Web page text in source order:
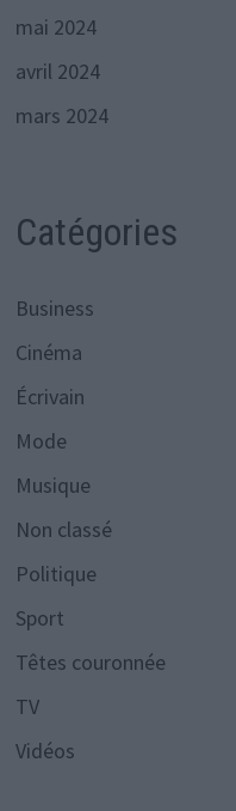
mai 2024
avril 2024
mars 2024
Catégories
Business
Cinéma
Écrivain
Mode
Musique
Non classé
Politique
Sport
Têtes couronnée
TV
Vidéos